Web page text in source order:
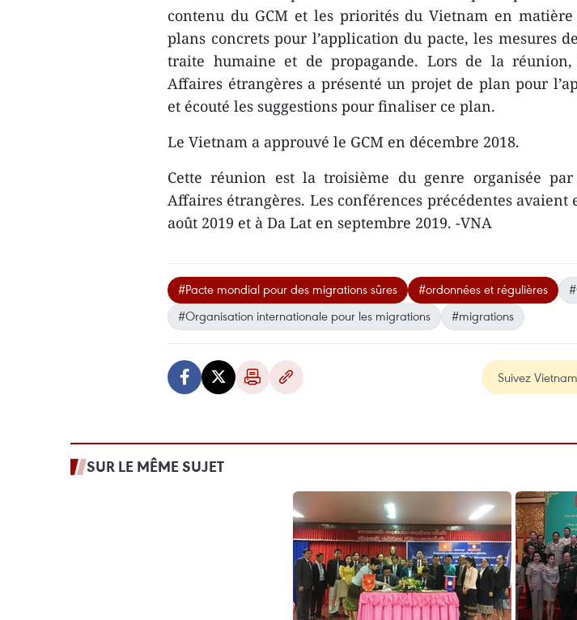
contenu du GCM et les priorités du Vietnam en matière
plans concrets pour l’application du pacte, les mesures
traite humaine et de propagande. Lors de la
Affaires étrangères a présenté un projet de plan pour
et écouté les suggestions pour finaliser ce plan.
Le Vietnam a approuvé le GCM en décembre 2018.
Cette réunion est la troisième du genre organisée
Affaires étrangères. Les conférences précédentes avaient
août 2019 et à Da Lat en septembre 2019. -VNA
#Pacte mondial pour des migrations sûres #ordonnées et régulières
#Organisation internationale pour les migrations
#migrations
Suivez
SUR LE MÊME SUJET